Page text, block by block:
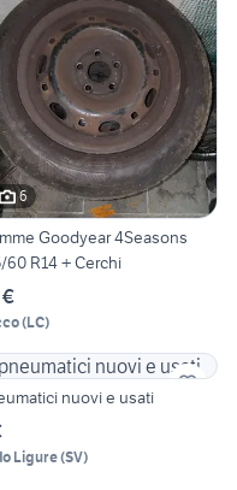
6
Goodyear 4Seasons
60 R14 + Cerchi
(LC)
nuovi e usati
Ligure(SV)